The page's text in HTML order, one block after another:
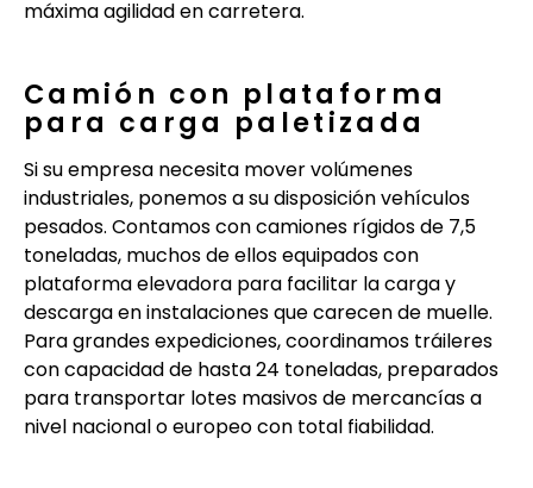
máxima agilidad en carretera.
Camión con plataforma
para carga paletizada
Si su empresa necesita mover volúmenes
industriales, ponemos a su disposición vehículos
pesados. Contamos con camiones rígidos de 7,5
toneladas, muchos de ellos equipados con
plataforma elevadora para facilitar la carga y
descarga en instalaciones que carecen de muelle.
Para grandes expediciones, coordinamos tráileres
con capacidad de hasta 24 toneladas, preparados
para transportar lotes masivos de mercancías a
nivel nacional o europeo con total fiabilidad.